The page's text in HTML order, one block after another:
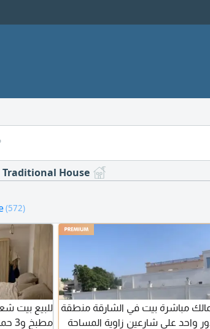
Traditional House
(572)
مباشرة بيت في الشارقة منطقة
واحد على شارعين زاوية المساحة